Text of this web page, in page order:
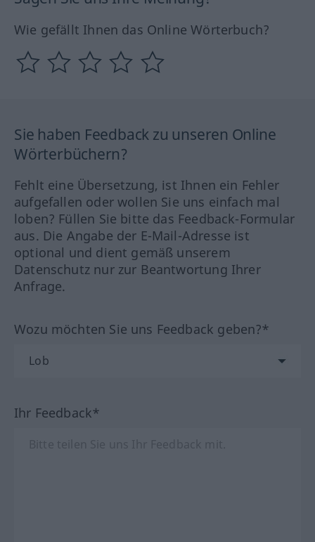
Wie gefällt Ihnen das Online Wörterbuch?
Sie haben Feedback zu unseren Online
Wörterbüchern?
Fehlt eine Übersetzung, ist Ihnen ein Fehler
aufgefallen oder wollen Sie uns einfach mal
loben? Füllen Sie bitte das Feedback-Formular
aus. Die Angabe der E-Mail-Adresse ist
optional und dient gemäß unserem
Datenschutz nur zur Beantwortung Ihrer
Anfrage.
Wozu möchten Sie uns Feedback geben?*
Ihr Feedback*